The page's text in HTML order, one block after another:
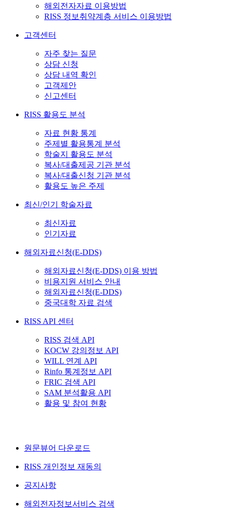
해외전자자료 이용방법
RISS 정보취약계층 서비스 이용방법
고객센터
자주 찾는 질문
상담 신청
상담 내역 확인
고객제안
신고센터
RISS 활용도 분석
자료 현황 통계
주제별 활용통계 분석
학술지 활용도 분석
복사/대출제공 기관 분석
복사/대출신청 기관 분석
활용도 높은 주제
최신/인기 학술자료
최신자료
인기자료
해외자료신청(E-DDS)
해외자료신청(E-DDS) 이용 방법
비용지원 서비스 안내
해외자료신청(E-DDS)
중국대학 자료 검색
RISS API 센터
RISS 검색 API
KOCW 강의정보 API
WILL 연계 API
Rinfo 통계정보 API
FRIC 검색 API
SAM 분석활용 API
활용 및 참여 현황
원문뷰어 다운로드
RISS 개인정보 재동의
공지사항
해외전자정보서비스 검색